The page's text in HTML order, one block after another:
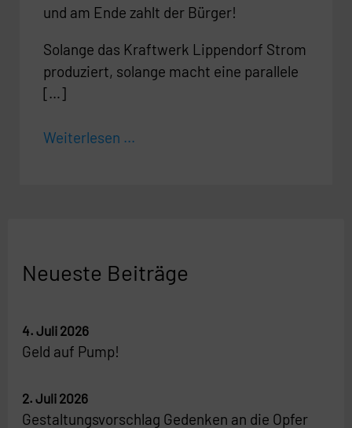
und am Ende zahlt der Bürger!
Solange das Kraftwerk Lippendorf Strom
produziert, solange macht eine parallele
[…]
Weiterlesen ...
Neueste Beiträge
Geld auf Pump!
4. Juli 2026
Gestaltungsvorschlag Gedenken an die Opfer
2. Juli 2026